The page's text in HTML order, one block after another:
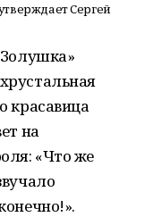
Сергей
красавица
на
«Что же